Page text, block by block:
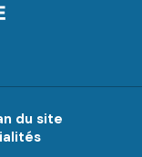
du site